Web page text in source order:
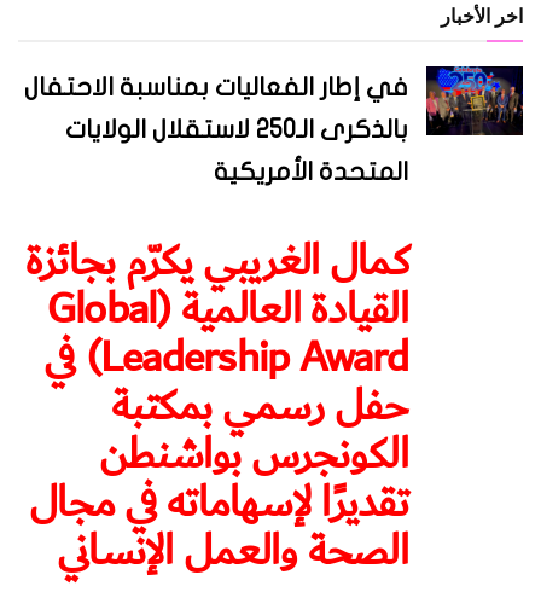
اخر الأخبار
في إطار الفعاليات بمناسبة الاحتفال
بالذكرى الـ250 لاستقلال الولايات
المتحدة الأمريكية
كمال الغريبي يكرّم بجائزة
القيادة العالمية (Global
Leadership Award) في
حفل رسمي بمكتبة
الكونجرس بواشنطن
تقديرًا لإسهاماته في مجال
الصحة والعمل الإنساني